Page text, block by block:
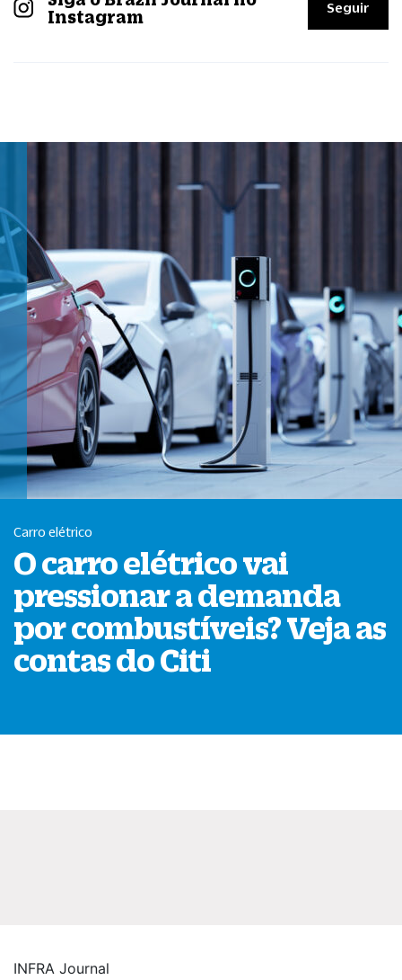
Instagram
Seguir
Carro elétrico
O carro elétrico vai
pressionar a demanda
por combustíveis? Veja as
contas do Citi
INFRA Journal